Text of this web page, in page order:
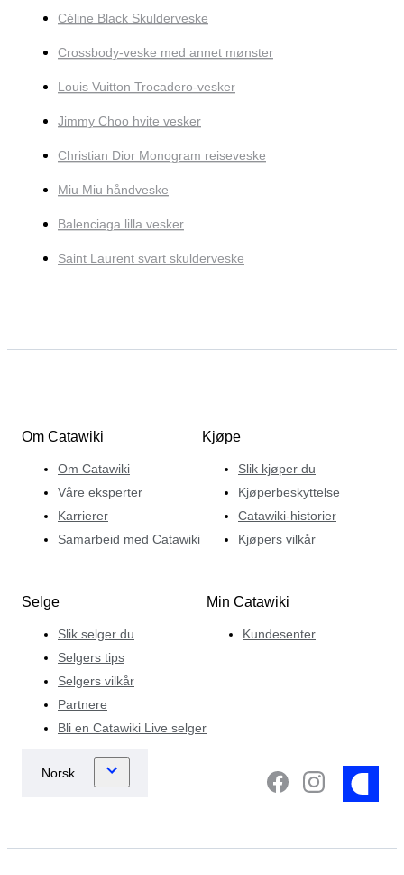
Céline Black Skulderveske
Crossbody-veske med annet mønster
Louis Vuitton Trocadero-vesker
Jimmy Choo hvite vesker
Christian Dior Monogram reiseveske
Miu Miu håndveske
Balenciaga lilla vesker
Saint Laurent svart skulderveske
Om Catawiki
Om Catawiki
Våre eksperter
Karrierer
Samarbeid med Catawiki
Kjøpe
Slik kjøper du
Kjøperbeskyttelse
Catawiki-historier
Kjøpers vilkår
Selge
Slik selger du
Selgers tips
Selgers vilkår
Partnere
Bli en Catawiki Live selger
Min Catawiki
Kundesenter